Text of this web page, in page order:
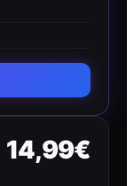
14,99€